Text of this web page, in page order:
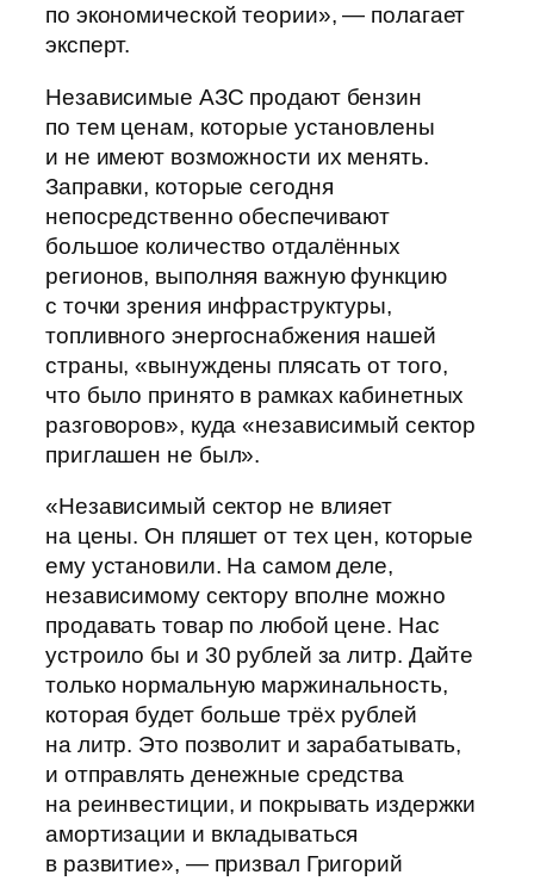
по экономической теории», — полагает
эксперт.
Независимые АЗС продают бензин
по тем ценам, которые установлены
и не имеют возможности их менять.
Заправки, которые сегодня
непосредственно обеспечивают
большое количество отдалённых
регионов, выполняя важную функцию
с точки зрения инфраструктуры,
топливного энергоснабжения нашей
страны, «вынуждены плясать от того,
что было принято в рамках кабинетных
разговоров», куда «независимый сектор
приглашен не был».
«Независимый сектор не влияет
на цены. Он пляшет от тех цен, которые
ему установили. На самом деле,
независимому сектору вполне можно
продавать товар по любой цене. Нас
устроило бы и 30 рублей за литр. Дайте
только нормальную маржинальность,
которая будет больше трёх рублей
на литр. Это позволит и зарабатывать,
и отправлять денежные средства
на реинвестиции, и покрывать издержки
амортизации и вкладываться
в развитие», — призвал Григорий